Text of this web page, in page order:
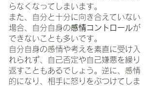
らなくなってしまいます。
また、自分と十分に向き合えていない
場合、自分自身の感情コントロールが
できないことも多いです。
自分自身の感情や考えを素直に受け入
れられず、自己否定や自己嫌悪を繰り
返すこともあるでしょう。逆に、感情
的になり、相手に怒りをぶつけてしま